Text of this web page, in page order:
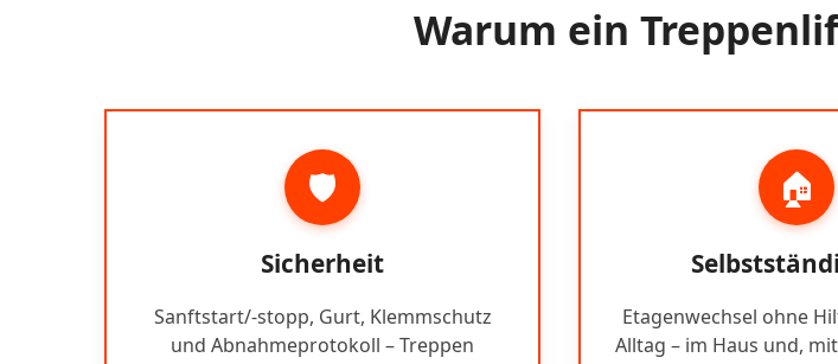
Warum ein
🛡️
Sicherheit
Sanftstart/-stopp, Gurt, Klemmschutz
und Abnahmeprotokoll – Treppen
🏠
Etagenwechsel ohne
Alltag – im Haus und,